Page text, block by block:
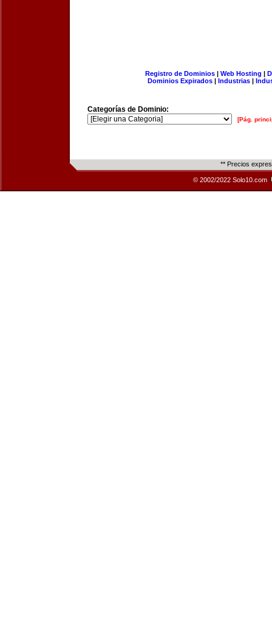
Registro de Dominios| Web Hosting |
Dominios Expirados | Industrias |
Categorías de Dominio:
[Pág.
** Precios
© 2002/2022 Solo10.com